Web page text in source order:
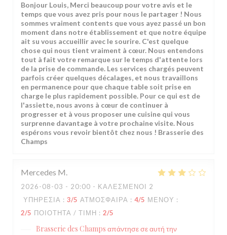
Bonjour Louis, Merci beaucoup pour votre avis et le
temps que vous avez pris pour nous le partager ! Nous
sommes vraiment contents que vous ayez passé un bon
moment dans notre établissement et que notre équipe
ait su vous accueillir avec le sourire. C'est quelque
chose qui nous tient vraiment à cœur. Nous entendons
tout à fait votre remarque sur le temps d'attente lors
de la prise de commande. Les services chargés peuvent
parfois créer quelques décalages, et nous travaillons
en permanence pour que chaque table soit prise en
charge le plus rapidement possible. Pour ce qui est de
l'assiette, nous avons à cœur de continuer à
progresser et à vous proposer une cuisine qui vous
surprenne davantage à votre prochaine visite. Nous
espérons vous revoir bientôt chez nous ! Brasserie des
Champs
Mercedes M
2026-08-03 - 20:00 - ΚΑΛΕΣΜΈΝΟΙ 2
ΥΠΗΡΕΣΊΑ : 3/5 ΑΤΜΌΣΦΑΙΡΑ : 4/5 ΜΕΝΟΎ :
2/5 ΠΟΙΌΤΗΤΑ / ΤΙΜΉ : 2/5
Brasserie des Champs απάντησε σε αυτή την